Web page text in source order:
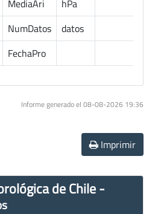
MediaAri hPa
NumDatos datos
FechaPro
Informe generado el 08-08-2026 19:36
Imprimir
de Chile -